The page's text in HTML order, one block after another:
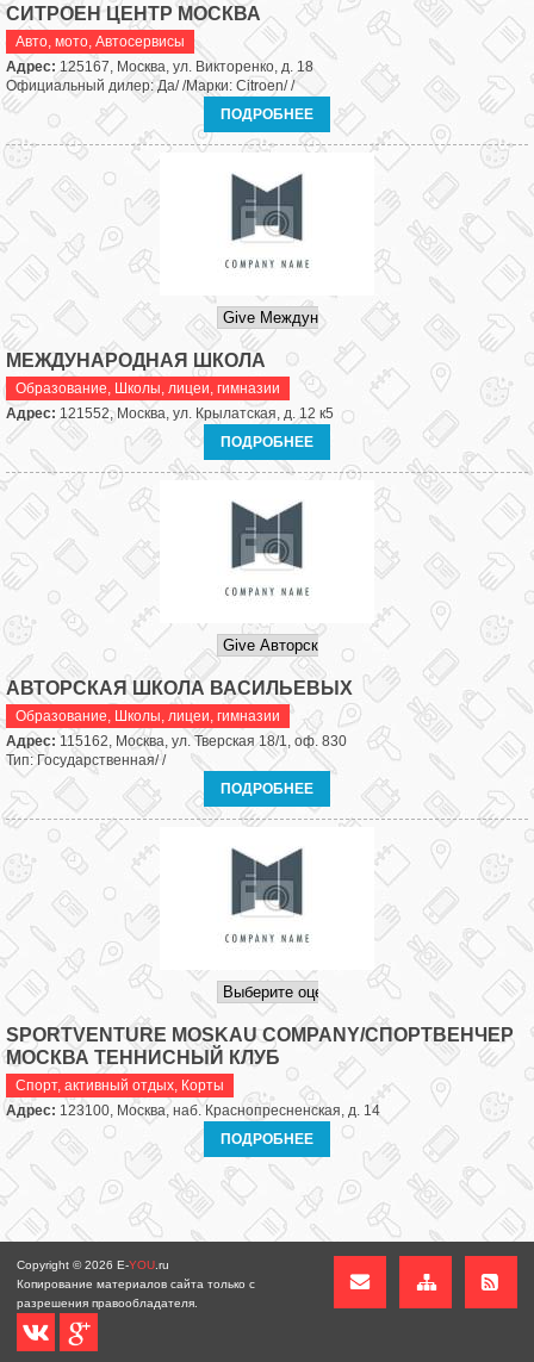
СИТРОЕН ЦЕНТР МОСКВА
Авто, мото, Автосервисы
Адрес: 125167, Москва, ул. Викторенко, д. 18
Официальный дилер: Да/ /Марки: Citroen/ /
ПОДРОБНЕЕ
МЕЖДУНАРОДНАЯ ШКОЛА
Образование, Школы, лицеи, гимназии
Адрес: 121552, Москва, ул. Крылатская, д. 12 к5
ПОДРОБНЕЕ
АВТОРСКАЯ ШКОЛА ВАСИЛЬЕВЫХ
Образование, Школы, лицеи, гимназии
Адрес: 115162, Москва, ул. Тверская 18/1, оф. 830
Тип: Государственная/ /
ПОДРОБНЕЕ
SPORTVENTURE MOSKAU COMPANY/СПОРТВЕНЧЕР
МОСКВА ТЕННИСНЫЙ КЛУБ
Спорт, активный отдых, Корты
Адрес: 123100, Москва, наб. Краснопресненская, д. 14
ПОДРОБНЕЕ
Copyright © 2026 E-YOU .ru
Копирование материалов сайта только с
разрешения правообладателя.